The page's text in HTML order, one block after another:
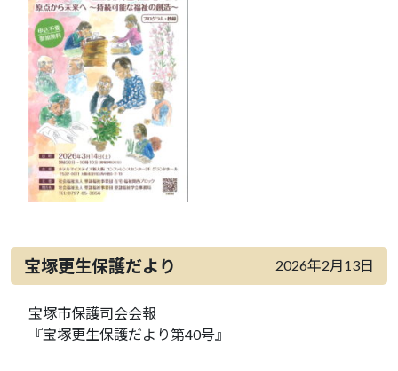
宝塚更生保護だより 2026年2月13日
宝塚市保護司会会報
『宝塚更生保護だより第40号』